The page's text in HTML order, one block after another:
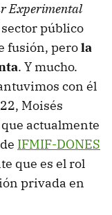
Experimental
público
fusión, perola
. Y mucho.
con él
Moisés
actualmente
IFMIF-DONES
que es el rol
privada en